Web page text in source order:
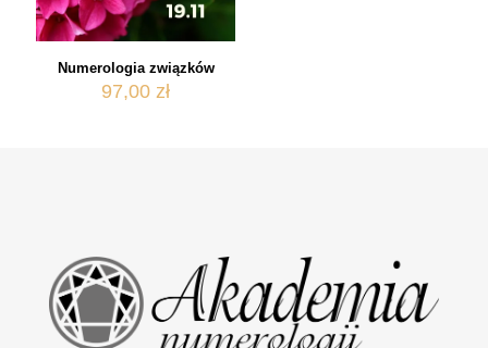
Numerologia związków
97,00 zł